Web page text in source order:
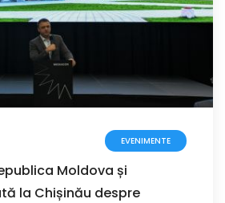
EVENIMENTE
Moldova și
la Chișinău despre